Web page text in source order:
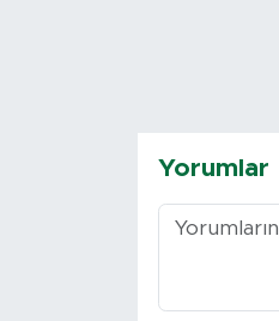
Yorumlar